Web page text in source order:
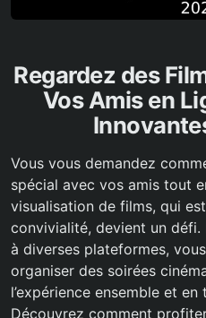
Regardez des
Vos Amis en
Vous vous demandez
spécial avec vos amis tout
visualisation de films, qui
convivialité, devient un défi.
à diverses plateformes,
organiser des soirées
l’expérience ensemble et
Découvrez comment